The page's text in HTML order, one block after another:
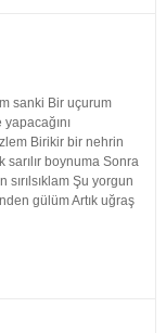
sanki Bir uçurum
yapacağını
Birikir bir nehrin
sarılır boynuma Sonra
Şu yorgun
gülüm Artık uğraş